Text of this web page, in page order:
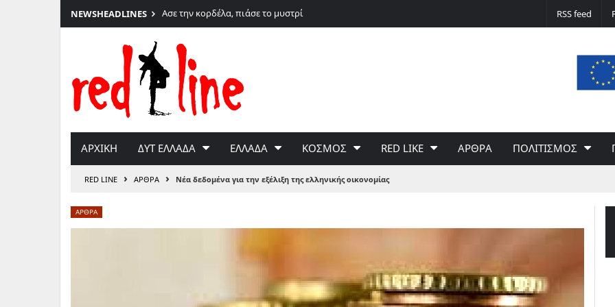
Μετάβαση
στο
περιεχόμενο
NEWSHEADLINES Ασε την κορδέλα, πιάσε το μυστρί
Δε φταίει ο άνεμος… Φταίει η πολιτική
του Γιώργου Σαχίνη
RSS feed
ΑΡΧΙΚΗ ΔΥΤ ΕΛΛΑΔΑ ΕΛΛΑΔΑ ΚΟΣΜΟΣ RED LIKE ΑΡΘΡΑ ΠΟΛΙΤΙΣΜΟΣ
RED LINE › ΑΡΘΡΑ › Νέα δεδομένα για την εξέλιξη της ελληνικής οικονομίας
ΑΡΘΡΑ